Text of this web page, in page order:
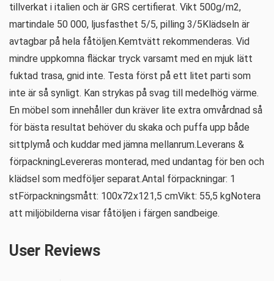
tillverkat i italien och är GRS certifierat. Vikt 500g/m2,
martindale 50 000, ljusfasthet 5/5, pilling 3/5Klädseln är
avtagbar på hela fåtöljen.Kemtvätt rekommenderas. Vid
mindre uppkomna fläckar tryck varsamt med en mjuk lätt
fuktad trasa, gnid inte. Testa först på ett litet parti som
inte är så synligt. Kan strykas på svag till medelhög värme.
En möbel som innehåller dun kräver lite extra omvårdnad så
för bästa resultat behöver du skaka och puffa upp både
sittplymå och kuddar med jämna mellanrum.Leverans &
förpackningLevereras monterad, med undantag för ben och
klädsel som medföljer separat.Antal förpackningar: 1
stFörpackningsmått: 100x72x121,5 cmVikt: 55,5 kgNotera
att miljöbilderna visar fåtöljen i färgen sandbeige.
User Reviews